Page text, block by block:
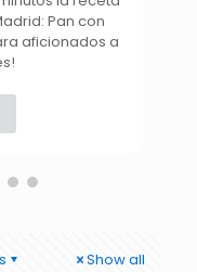
Pan con
aficionados a
Show all